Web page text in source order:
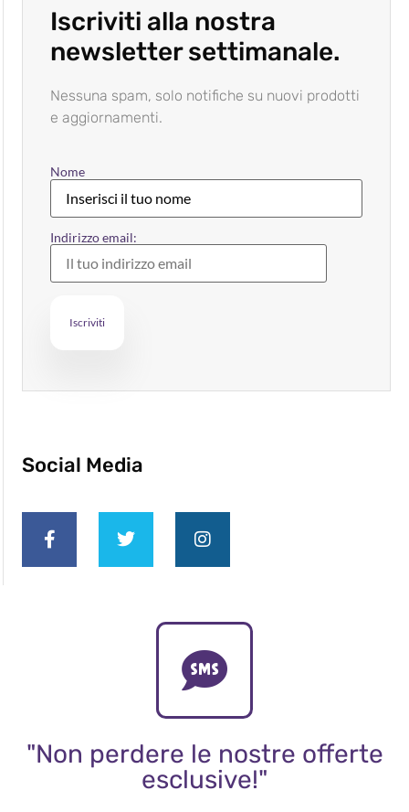
Iscriviti alla nostra
newsletter settimanale.
Nessuna spam, solo notifiche su nuovi prodotti
e aggiornamenti.
Nome
Indirizzo email:
Social Media
"Non perdere le nostre offerte
esclusive!"